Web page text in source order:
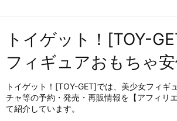
トイゲット！[TOY-
フィギュアおもちゃ
トイゲット！[TOY-GET]では、美少女フィギ
チャ等の予約・発売・再販情報を【アフィリ
て紹介しています。